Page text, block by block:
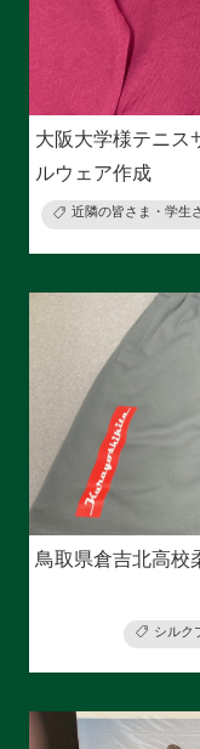
大阪大学様テニス
ルウェア作成
近隣の皆さま・学生
鳥取県倉吉北高校
シルク